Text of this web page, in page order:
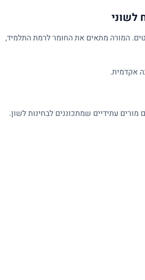
לשוני
המורה מתאים את החומר לרמת התלמיד,
אקדמית.
מורים עתידיים שמתכוננים לבחינות לשון.